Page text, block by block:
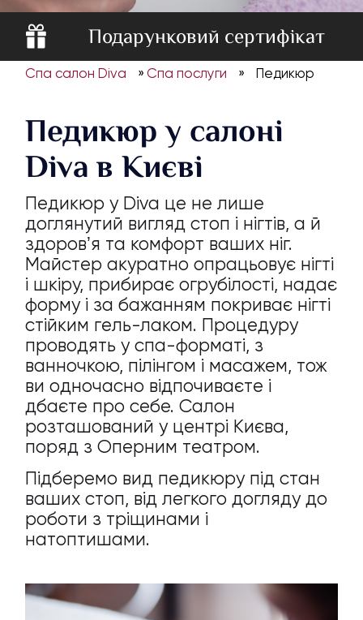
Подарунковий сертифікат
Спа салон Diva » Спа послуги » Педикюр
Педикюр у салоні
Diva в Києві
Педикюр у Diva це не лише
доглянутий вигляд стоп і нігтів, а й
здоровʼя та комфорт ваших ніг.
Майстер акуратно опрацьовує нігті
і шкіру, прибирає огрубілості, надає
форму і за бажанням покриває нігті
стійким гель-лаком. Процедуру
проводять у спа-форматі, з
ванночкою, пілінгом і масажем, тож
ви одночасно відпочиваєте і
дбаєте про себе. Салон
розташований у центрі Києва,
поряд з Оперним театром.
Підберемо вид педикюру під стан
ваших стоп, від легкого догляду до
роботи з тріщинами і
натоптишами.